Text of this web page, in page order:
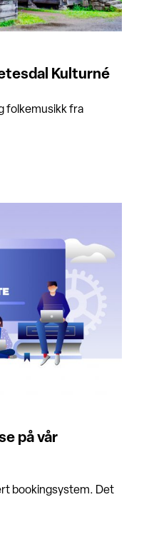
Kulturné
folkemusikk fra
på vår
bookingsystem. Det